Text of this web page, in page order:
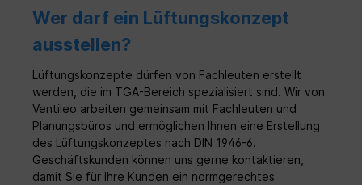
Wer darf ein Lüftungskonzept
ausstellen?
Lüftungskonzepte dürfen von Fachleuten erstellt
werden, die im TGA-Bereich spezialisiert sind. Wir von
Ventileo arbeiten gemeinsam mit Fachleuten und
Planungsbüros und ermöglichen Ihnen eine Erstellung
des Lüftungskonzeptes nach DIN 1946-6.
Geschäftskunden können uns gerne kontaktieren,
damit Sie für Ihre Kunden ein normgerechtes